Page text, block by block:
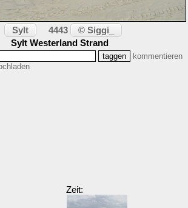
Sylt 4443 © Siggi_
Sylt Westerland Strand
kommentieren
Zeit: